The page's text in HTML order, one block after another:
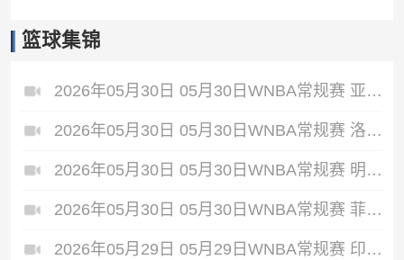
篮球集锦
2026年05月30日 05月30日WNBA常规赛 亚特兰大梦想86-66波特兰火焰 全场集锦
2026年05月30日 05月30日WNBA常规赛 洛杉矶火花92-87华盛顿神秘人 全场集锦
2026年05月30日 05月30日WNBA常规赛 明尼苏达山猫79-58芝加哥天空 全场集锦
2026年05月30日 05月30日WNBA常规赛 菲尼克斯水星68-75纽约自由人 全场集锦
2026年05月29日 05月29日WNBA常规赛 印第安纳狂热88-90金州女武神 全场集锦